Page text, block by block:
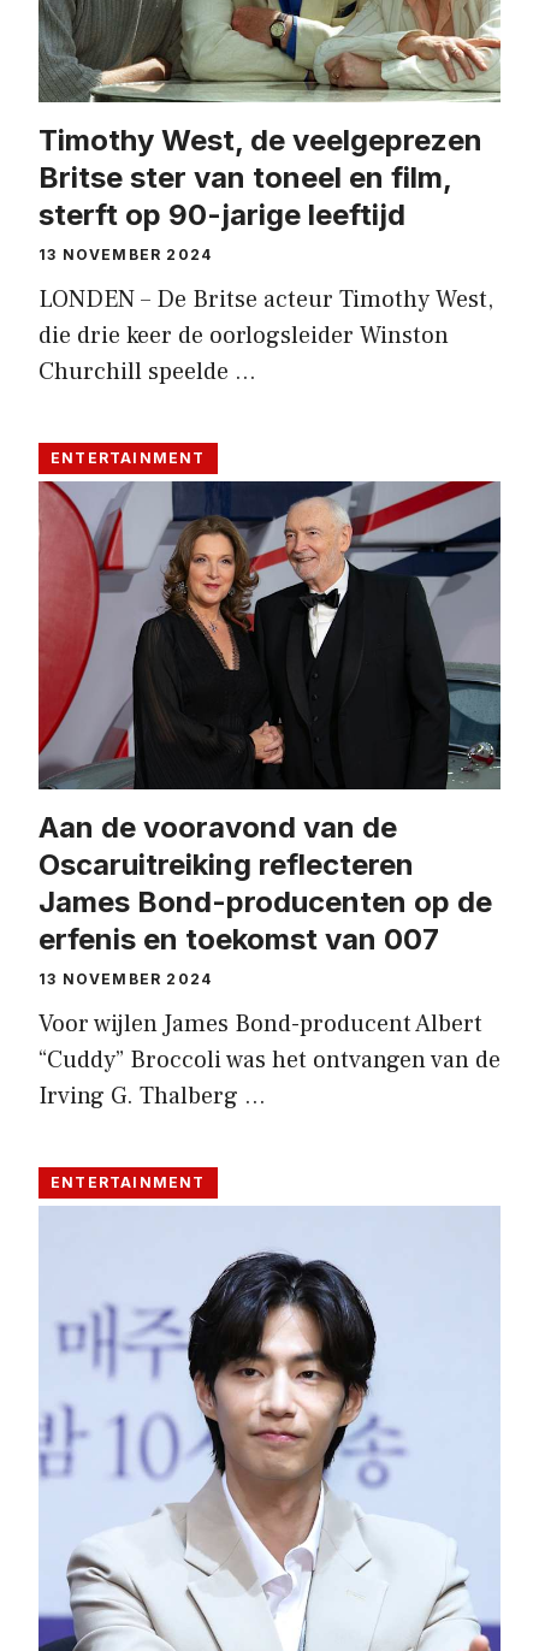
Timothy West, de veelgeprezen
Britse ster van toneel en film,
sterft op 90-jarige leeftijd
13 NOVEMBER 2024
LONDEN – De Britse acteur Timothy West,
die drie keer de oorlogsleider Winston
Churchill speelde …
ENTERTAINMENT
Aan de vooravond van de
Oscaruitreiking reflecteren
James Bond-producenten op de
erfenis en toekomst van 007
13 NOVEMBER 2024
Voor wijlen James Bond-producent Albert
“Cuddy” Broccoli was het ontvangen van de
Irving G. Thalberg …
ENTERTAINMENT